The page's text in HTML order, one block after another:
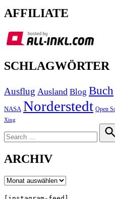
AFFILIATE
SCHLAGWÖRTER
Ausflug Ausland Blog Buch
NASA Norderstedt Open
Xing
for:
ARCHIV
Archiv